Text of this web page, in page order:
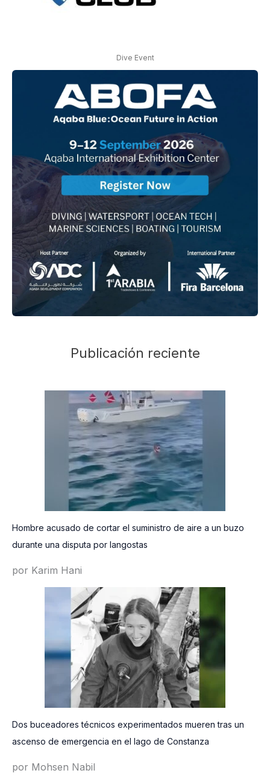
Dive Event
Publicación reciente
Hombre acusado de cortar el suministro de aire a un buzo
durante una disputa por langostas
por Karim Hani
Dos buceadores técnicos experimentados mueren tras un
ascenso de emergencia en el lago de Constanza
por Mohsen Nabil